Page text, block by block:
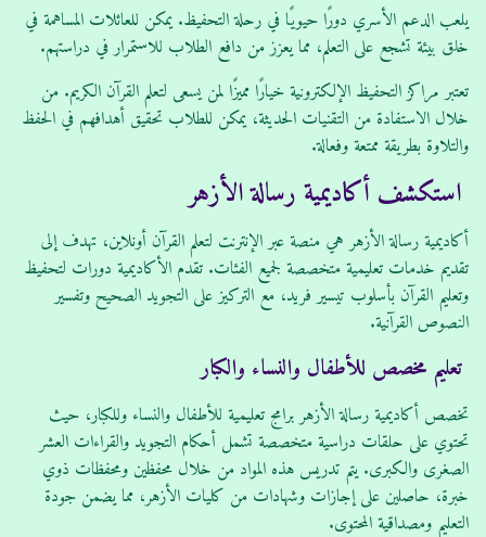
يلعب الدعم الأسري دورًا حيويًا في رحلة التحفيظ. يمكن للعائلات المساهمة في
خلق بيئة تشجع على التعلم، مما يعزز من دافع الطلاب للاستمرار في دراستهم.
تعتبر مراكز التحفيظ الإلكترونية خيارًا مميزًا لمن يسعى لتعلم القرآن الكريم. من
خلال الاستفادة من التقنيات الحديثة، يمكن للطلاب تحقيق أهدافهم في الحفظ
والتلاوة بطريقة ممتعة وفعالة.
استكشف أكاديمية رسالة الأزهر
أكاديمية رسالة الأزهر هي منصة عبر الإنترنت لتعلم القرآن أونلاين، تهدف إلى
تقديم خدمات تعليمية متخصصة لجميع الفئات. تقدم الأكاديمية دورات لتحفيظ
وتعليم القرآن بأسلوب تيسير فريد، مع التركيز على التجويد الصحيح وتفسير
النصوص القرآنية.
تعليم مخصص للأطفال والنساء والكبار
تخصص أكاديمية رسالة الأزهر برامج تعليمية للأطفال والنساء وللكبار، حيث
تحتوي على حلقات دراسية متخصصة تشمل أحكام التجويد والقراءات العشر
الصغرى والكبرى. يتم تدريس هذه المواد من خلال محفظين ومحفظات ذوي
خبرة، حاصلين على إجازات وشهادات من كليات الأزهر، مما يضمن جودة
التعليم ومصداقية المحتوى.